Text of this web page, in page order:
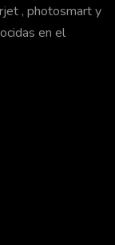
, photosmart y
en el